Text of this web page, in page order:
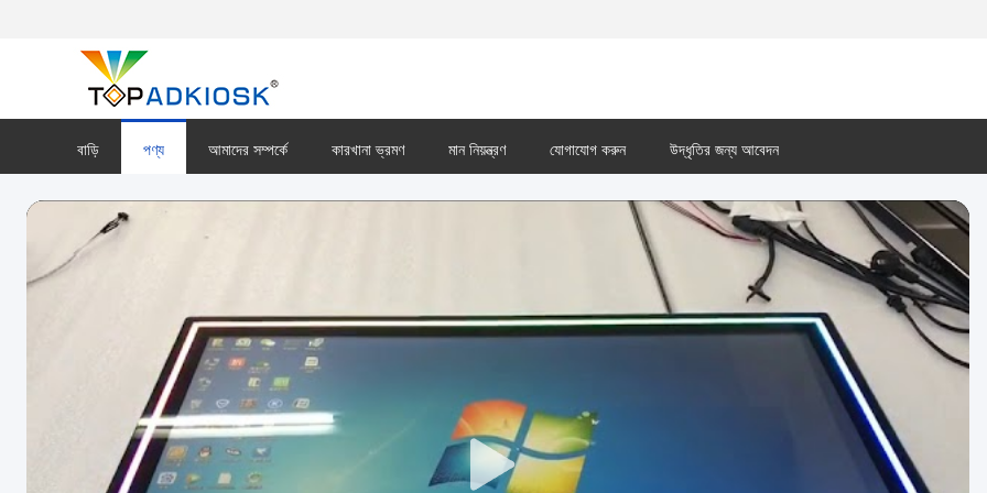
বাড়ি পণ্য আমাদের সম্পর্কে কারখানা ভ্রমণ মান নিয়ন্ত্রণ যোগাযোগ করুন উদ্ধৃতির জন্য আবেদন